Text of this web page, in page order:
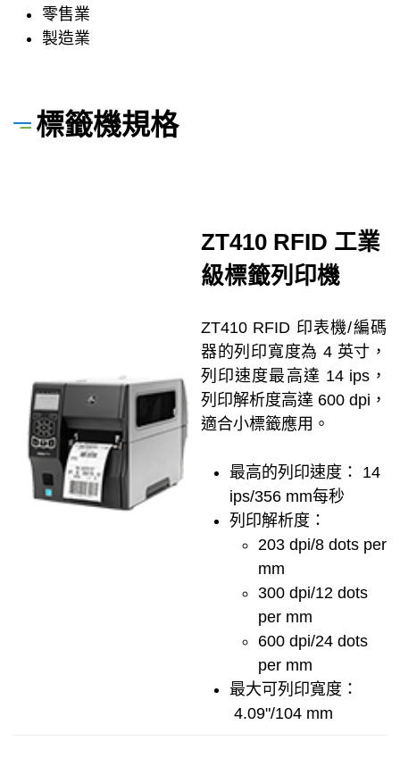
零售業
製造業
標籤機規格
ZT410 RFID 工業
級標籤列印機
ZT410 RFID 印表機/編碼
器的列印寬度為 4 英寸，
列印速度最高達 14 ips，
列印解析度高達 600 dpi，
適合小標籤應用。
最高的列印速度： 14
ips/356 mm每秒
列印解析度：
203 dpi/8 dots per
mm
300 dpi/12 dots
per mm
600 dpi/24 dots
per mm
最大可列印寬度：
4.09"/104 mm